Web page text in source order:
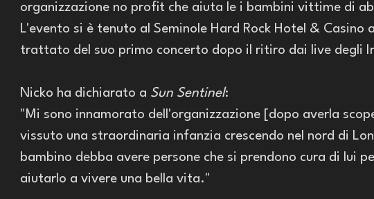
organizzazione no profit che aiuta le i bambini vittime di
L'evento si è tenuto al Seminole Hard Rock Hotel & Casino
trattato del suo primo concerto dopo il ritiro dai live degli
Nicko ha dichiarato a Sun Sentinel:
"Mi sono innamorato dell'organizzazione [dopo averla
vissuto una straordinaria infanzia crescendo nel nord di
bambino debba avere persone che si prendono cura di lui
aiutarlo a vivere una bella vita."